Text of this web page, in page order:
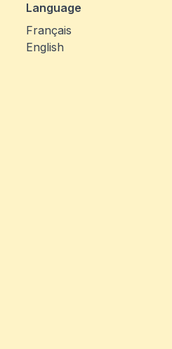
Language
Français
English